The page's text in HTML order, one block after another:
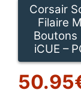
Corsair
Filaire
Boutons
iCUE –
50.95